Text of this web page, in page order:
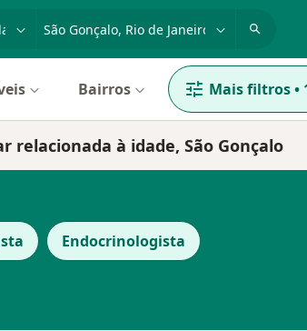
Bairros Mais filtros•
relacionada à idade, São Gonçalo
Endocrinologista